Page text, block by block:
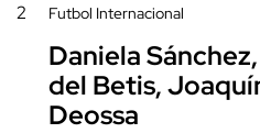
2 Futbol Internacional
Daniela
del Betis,
Deossa